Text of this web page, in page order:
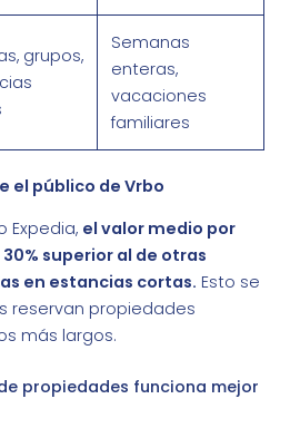
grupos,
Semanas
enteras,
vacaciones
familiares
el público de Vrbo
Expedia, el valor medio por
superior al de otras
en estancias cortas. Esto se
reservan propiedades
más largos.
propiedades funciona mejor